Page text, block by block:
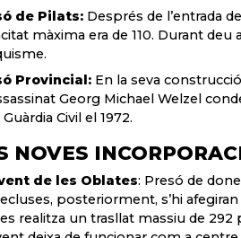
de Pilats: Després de l’entrada
màxima era de 110. Durant
Provincial: En la seva
Georg Michael Welzel
Civil el 1972.
NOVES
de les Oblates: Presó de
posteriorment, s’hi
es realitza un trasllat massiu de 292